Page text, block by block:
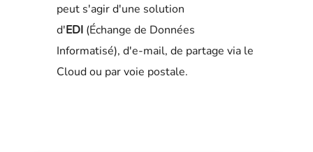
peut s'agir d'une solution
d'EDI(Échange de Données
Informatisé), d'e-mail, de partage via le
Cloud ou par voie postale.